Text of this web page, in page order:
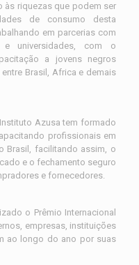
às riquezas que podem ser
de consumo desta
em parcerias com
e universidades, com o
a jovens negros
Brasil, Africa e demais
Azusa tem formado
profissionais em
Brasil, facilitando assim, o
e o fechamento seguro
e fornecedores.
o Prêmio Internacional
empresas, instituições
ao longo do ano por suas